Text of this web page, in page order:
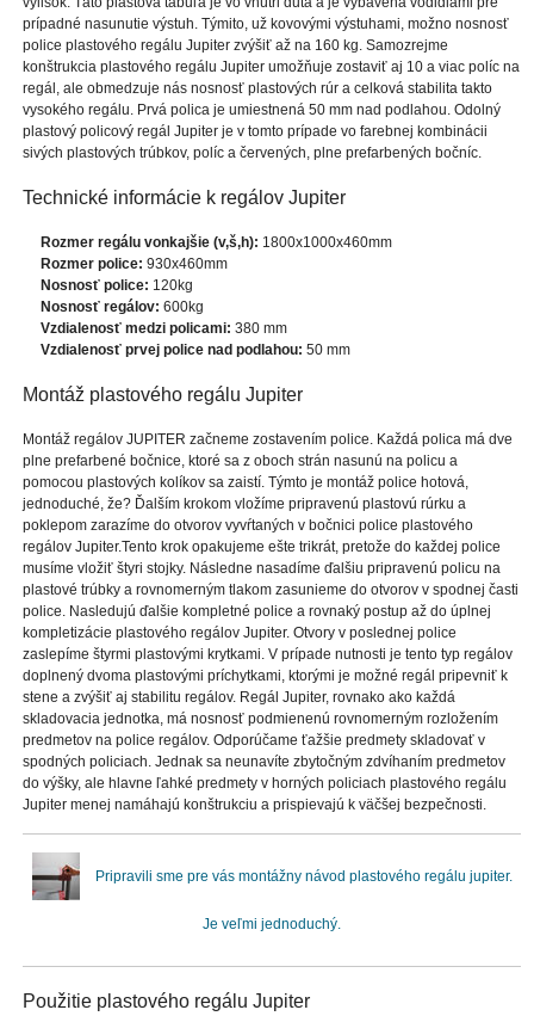
prípadné nasunutie výstuh. Týmito, už kovovými výstuhami, možno nosnosť
police plastového regálu Jupiter zvýšiť až na 160 kg. Samozrejme
konštrukcia plastového regálu Jupiter umožňuje zostaviť aj 10 a viac políc na
regál, ale obmedzuje nás nosnosť plastových rúr a celková stabilita takto
vysokého regálu. Prvá polica je umiestnená 50 mm nad podlahou. Odolný
plastový policový regál Jupiter je v tomto prípade vo farebnej kombinácii
sivých plastových trúbkov, políc a červených, plne prefarbených bočníc.
Technické informácie k regálov Jupiter
Rozmer regálu vonkajšie (v,š,h): 1800x1000x460mm
Rozmer police: 930x460mm
Nosnosť police: 120kg
Nosnosť regálov: 600kg
Vzdialenosť medzi policami: 380 mm
Vzdialenosť prvej police nad podlahou: 50 mm
Montáž plastového regálu Jupiter
Montáž regálov JUPITER začneme zostavením police. Každá polica má dve
plne prefarbené bočnice, ktoré sa z oboch strán nasunú na policu a
pomocou plastových kolíkov sa zaistí. Týmto je montáž police hotová,
jednoduché, že? Ďalším krokom vložíme pripravenú plastovú rúrku a
poklepom zarazíme do otvorov vyvŕtaných v bočnici police plastového
regálov Jupiter.Tento krok opakujeme ešte trikrát, pretože do každej police
musíme vložiť štyri stojky. Následne nasadíme ďalšiu pripravenú policu na
plastové trúbky a rovnomerným tlakom zasunieme do otvorov v spodnej časti
police. Nasledujú ďalšie kompletné police a rovnaký postup až do úplnej
kompletizácie plastového regálov Jupiter. Otvory v poslednej police
zaslepíme štyrmi plastovými krytkami. V prípade nutnosti je tento typ regálov
doplnený dvoma plastovými príchytkami, ktorými je možné regál pripevniť k
stene a zvýšiť aj stabilitu regálov. Regál Jupiter, rovnako ako každá
skladovacia jednotka, má nosnosť podmienenú rovnomerným rozložením
predmetov na police regálov. Odporúčame ťažšie predmety skladovať v
spodných policiach. Jednak sa neunavíte zbytočným zdvíhaním predmetov
do výšky, ale hlavne ľahké predmety v horných policiach plastového regálu
Jupiter menej namáhajú konštrukciu a prispievajú k väčšej bezpečnosti.
Pripravili sme pre vás montážny návod plastového regálu jupiter.
Je veľmi jednoduchý.
Použitie plastového regálu Jupiter